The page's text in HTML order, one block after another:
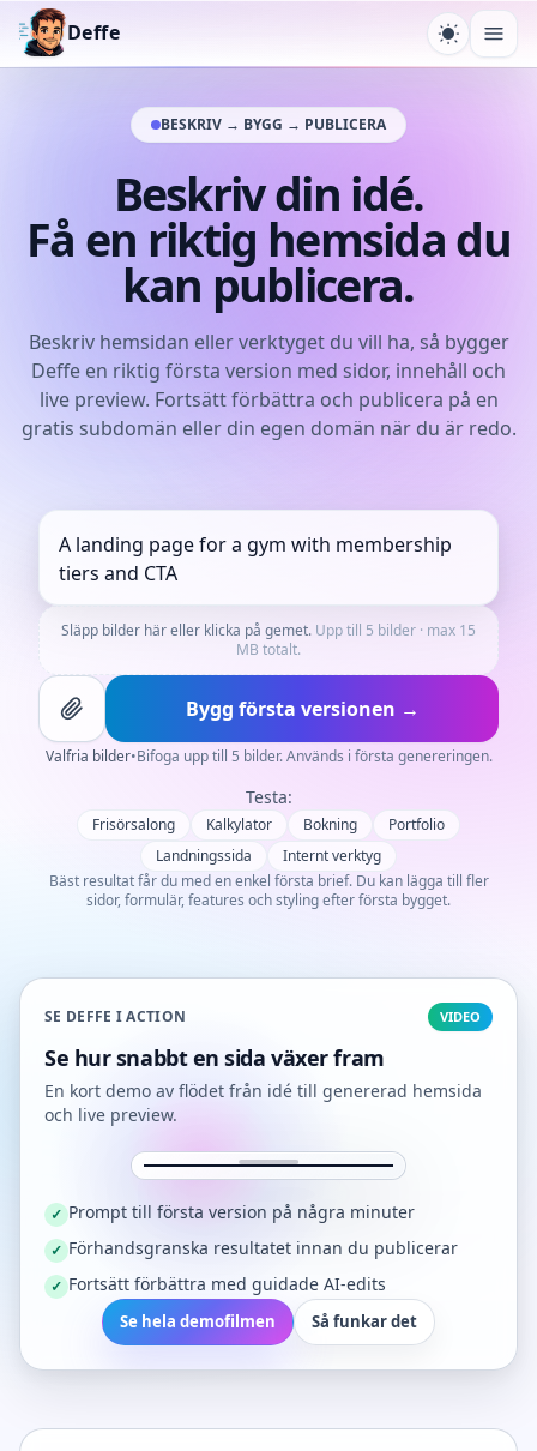
Deffe
Växla
BESKRIV → BYGG → PUBLICERA
Beskriv din idé.
Få en riktig hemsida du
kan publicera.
Beskriv hemsidan eller verktyget du vill ha, så bygger
Deffe en riktig första version med sidor, innehåll och
live preview. Fortsätt förbättra och publicera på en
gratis subdomän eller din egen domän när du är redo.
Släpp bilder här eller klicka på gemet. Upp till 5 bilder · max 15
MB totalt.
Bygg första versionen →
Valfria bilder•Bifoga upp till 5 bilder. Används i första genereringen.
Testa:
Frisörsalong Kalkylator Bokning
Portfolio
Landningssida
Internt verktyg
Bäst resultat får du med en enkel första brief. Du kan lägga till fler
sidor, formulär, features och styling efter första bygget.
SE DEFFE I ACTION VIDEO
Se hur snabbt en sida växer fram
En kort demo av flödet från idé till genererad hemsida
och live preview.
✓ Prompt till första version på några minuter
✓ Förhandsgranska resultatet innan du publicerar
✓ Fortsätt förbättra med guidade AI-edits
Se hela demofilmen Så funkar det